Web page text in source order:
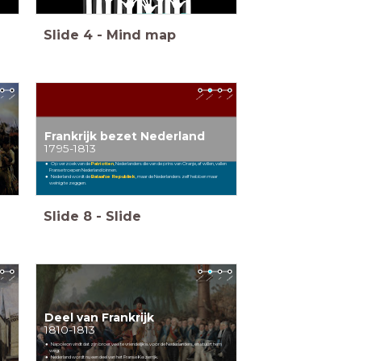
Slide 4 - Mind map
Frankrijk bezet Nederland
1795-1813
Op verzoek van dePatriotten, Nederlanders die van de prins van Oranje,af willen, vallen
Franse troepen Nederland binnen.
Nederland wordt deBataafse Republiek , maar de Nederlanders zelf hebben maar
weinig te zeggen.
Slide 8 - Slide
Deel van Frankrijk
1810-1813
Napoleon vindt dat zijn broer veel te vriendelijk is voor de Nederlanders, en stuurt hem
weg.
Nederland wordt nu een deel van het Franse Keizerrijk.